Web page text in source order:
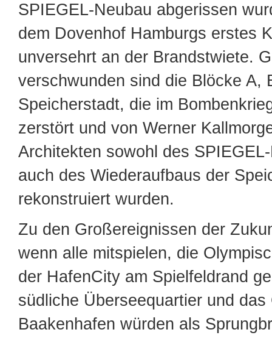
SPIEGEL-Neubau abgerissen
dem Dovenhof Hamburgs erstes
unversehrt an der Brandstwiete.
verschwunden sind die Blöcke A,
Speicherstadt, die im
zerstört und von Werner
Architekten sowohl des
auch des Wiederaufbaus der
rekonstruiert wurden.
Zu den Großereignissen der
wenn alle mitspielen, die
der HafenCity am Spielfeldrand
südliche Überseequartier und das
Baakenhafen würden als